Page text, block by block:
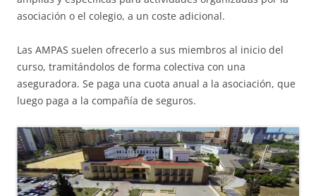
asociación o el colegio, a un coste adicional.
Las AMPAS suelen ofrecerlo a sus miembros al inicio del
curso, tramitándolos de forma colectiva con una
aseguradora. Se paga una cuota anual a la asociación, que
luego paga a la compañía de seguros.